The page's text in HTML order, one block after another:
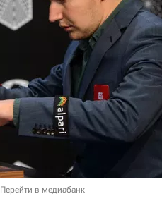
Перейти в медиабанк